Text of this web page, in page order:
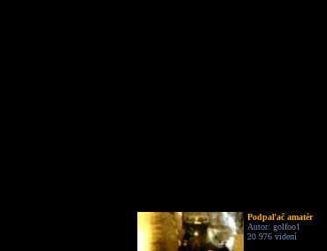
Podpaľač amatér
Autor: golfoo1
20 976 videní